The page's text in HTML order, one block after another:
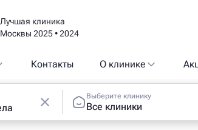
Лучшая клиника
Москвы 2025 • 2024
Контакты О клинике
Выберите клинику
Все клиники